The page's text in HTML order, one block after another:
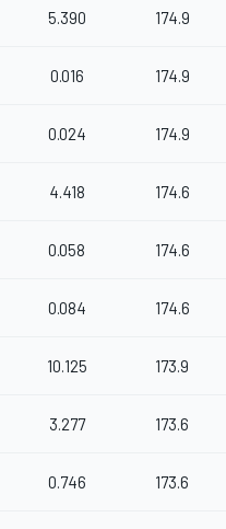
5.390 174.9
0.016 174.9
0.024 174.9
4.418 174.6
0.058 174.6
0.084 174.6
10.125 173.9
3.277 173.6
0.746 173.6